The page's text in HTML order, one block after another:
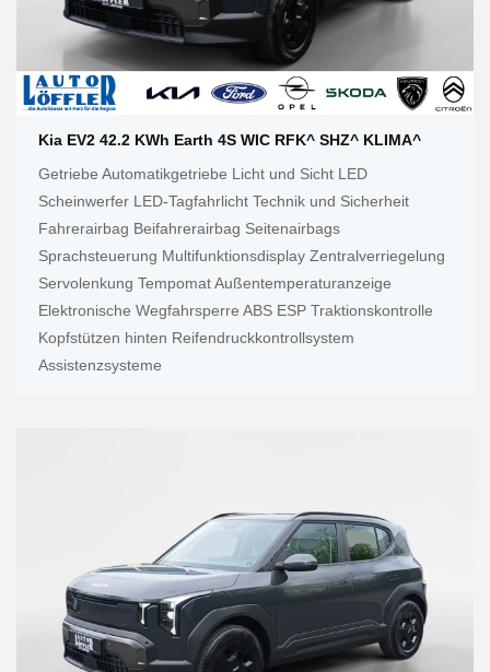
Kia EV2 42.2 KWh Earth 4S WIC RFK^ SHZ^ KLIMA^
Getriebe Automatikgetriebe Licht und Sicht LED
Scheinwerfer LED-Tagfahrlicht Technik und Sicherheit
Fahrerairbag Beifahrerairbag Seitenairbags
Sprachsteuerung Multifunktionsdisplay Zentralverriegelung
Servolenkung Tempomat Außentemperaturanzeige
Elektronische Wegfahrsperre ABS ESP Traktionskontrolle
Kopfstützen hinten Reifendruckkontrollsystem
Assistenzsysteme